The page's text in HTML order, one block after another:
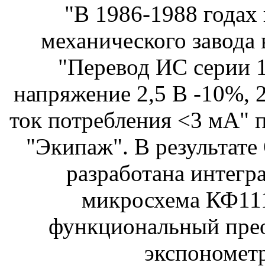
"В 1986-1988 годах
механического
"Перевод ИС серии
напряжение 2,5 В -10%,
ток потребления <3 мА"
"Экипаж". В
разработана
микросхема
функциональный